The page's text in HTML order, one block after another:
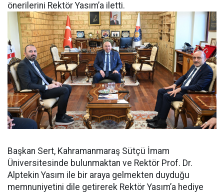
önerilerini Rektör Yasım’a iletti.
Başkan Sert, Kahramanmaraş Sütçü İmam
Üniversitesinde bulunmaktan ve Rektör Prof. Dr.
Alptekin Yasım ile bir araya gelmekten duyduğu
memnuniyetini dile getirerek Rektör Yasım’a hediye